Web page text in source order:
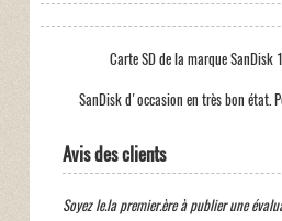
Carte SD de la marque SanDisk
SanDisk d'occasion en très bon état.
Avis des clients
Soyez le.la premier.ère à publier une